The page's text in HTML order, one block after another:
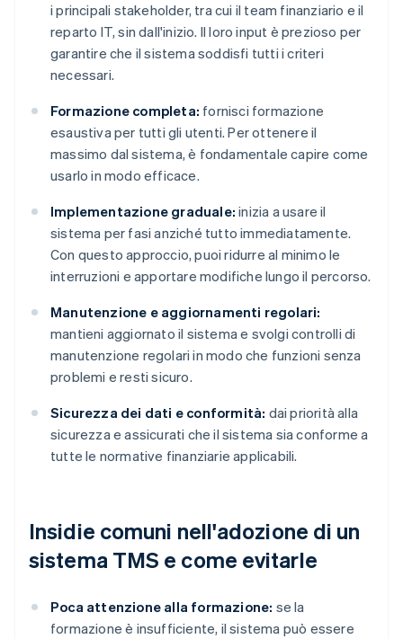
i principali stakeholder, tra cui il team finanziario e il
reparto IT, sin dall'inizio. Il loro input è prezioso per
garantire che il sistema soddisfi tutti i criteri
necessari.
Formazione completa: fornisci formazione
esaustiva per tutti gli utenti. Per ottenere il
massimo dal sistema, è fondamentale capire come
usarlo in modo efficace.
Implementazione graduale: inizia a usare il
sistema per fasi anziché tutto immediatamente.
Con questo approccio, puoi ridurre al minimo le
interruzioni e apportare modifiche lungo il percorso.
Manutenzione e aggiornamenti regolari:
mantieni aggiornato il sistema e svolgi controlli di
manutenzione regolari in modo che funzioni senza
problemi e resti sicuro.
Sicurezza dei dati e conformità: dai priorità alla
sicurezza e assicurati che il sistema sia conforme a
tutte le normative finanziarie applicabili.
Insidie comuni nell'adozione di un
sistema TMS e come evitarle
Poca attenzione alla formazione: se la
formazione è insufficiente, il sistema può essere